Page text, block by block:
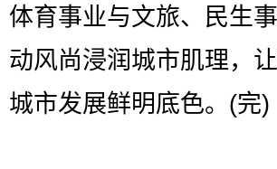
体育事业与文旅、民生
动风尚浸润城市肌理，
城市发展鲜明底色。(完)